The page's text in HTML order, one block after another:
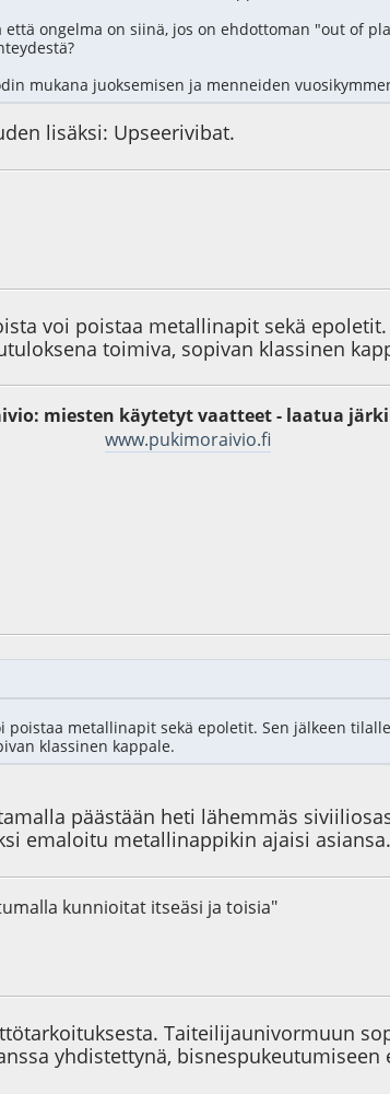
ongelma on siinä, jos on ehdottoman "out of
mukana juoksemisen ja menneiden
lisäksi: Upseerivibat.
voi poistaa metallinapit sekä
toimiva, sopivan klassinen
miesten käytetyt vaatteet - laatua
www.pukimoraivio.fi
metallinapit sekä epoletit. Sen jälkeen
klassinen kappale.
päästään heti lähemmäs
emaloitu metallinappikin ajaisi
kunnioitat itseäsi ja toisia"
Taiteilijaunivormuun
yhdistettynä, bisnespukeutumiseen